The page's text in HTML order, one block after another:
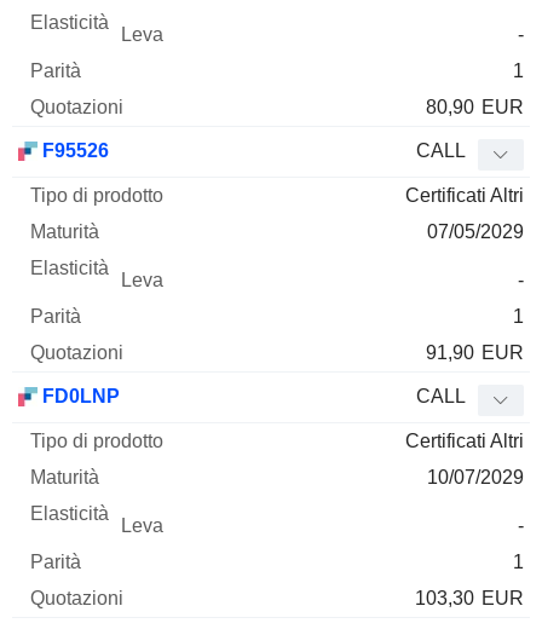
-
1
80,90 EUR
F95526 CALL
Certificati Altri
07/05/2029
-
1
91,90 EUR
FD0LNP CALL
Certificati Altri
10/07/2029
-
1
103,30 EUR